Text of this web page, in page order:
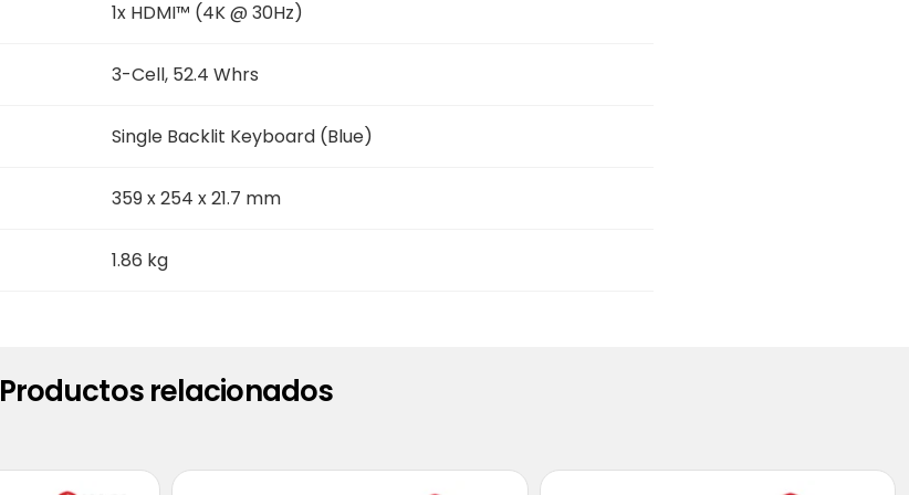
1x HDMI™ (4K @ 30Hz)
3-Cell, 52.4 Whrs
Single Backlit Keyboard (Blue)
359 x 254 x 21.7 mm
1.86 kg
Productos relacionados